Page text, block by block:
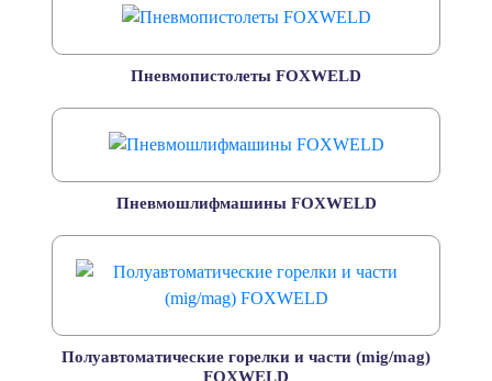
Пневмопистолеты FOXWELD
Пневмошлифмашины FOXWELD
Полуавтоматические горелки и части (mig/mag)
FOXWELD